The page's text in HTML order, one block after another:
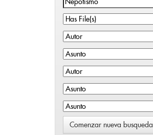
Comenzar nueva busqueda